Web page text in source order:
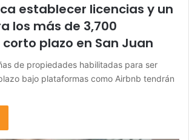
establecer licencias y un
los más de 3,700
plazo en San Juan
de propiedades habilitadas para ser
bajo plataformas como Airbnb tendrán